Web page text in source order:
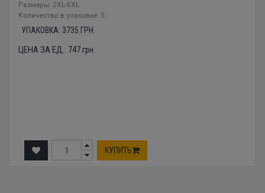
Размеры: 2XL-6XL
Количество в упаковке: 5
УПАКОВКА: 3735 ГРН.
ЦЕНА ЗА ЕД.: 747грн.
КУПИТЬ